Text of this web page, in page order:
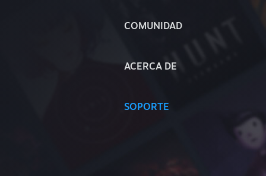
COMUNIDAD
ACERCA DE
SOPORTE